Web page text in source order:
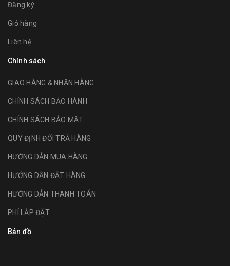
Đăng ký
Giỏ hàng
Liên hệ
Chính sách
GIAO HÀNG & NHẬN HÀNG
CHÍNH SÁCH BẢO HÀNH
CHÍNH SÁCH BẢO MẬT
QUY ĐỊNH ĐỔI TRẢ HÀNG
HƯỚNG DẪN MUA HÀNG
HƯỚNG DẪN ĐẶT HÀNG
HƯỚNG DẪN THANH TOÁN
PHÍ LẮP ĐẶT
Bản đồ